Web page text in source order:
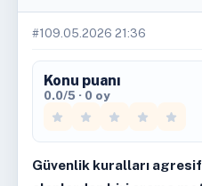
#1 09.05.2026 21:36
Konu puanı
0.0/5 · 0 oy
Güvenlik kuralları